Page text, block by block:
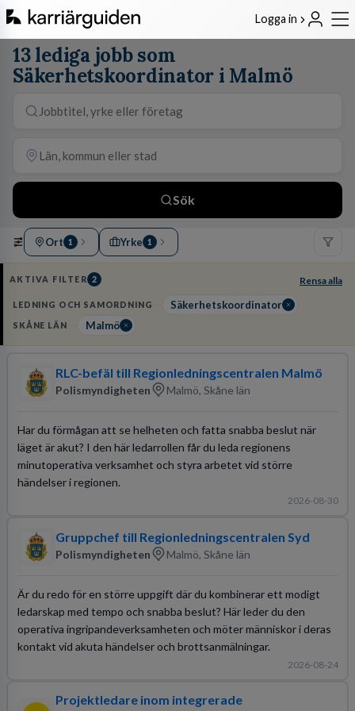
Logga in
13 lediga jobb som
Säkerhetskoordinator i Malmö
Sök
Ort 1 Yrke 1
AKTIVA FILTER 2 Rensa alla
LEDNING OCH SAMORDNING Säkerhetskoordinator
SKÅNE LÄN Malmö
RLC-befäl till Regionledningscentralen Malmö
Polismyndigheten Malmö, Skåne län
Har du förmågan att se helheten och fatta snabba beslut när
läget är akut? I den här ledarrollen får du leda regionens
minutoperativa verksamhet och styra arbetet vid större
händelser i regionen.
2026-08-30
Gruppchef till Regionledningscentralen Syd
Polismyndigheten Malmö, Skåne län
Är du redo för en större uppgift där du kombinerar ett modigt
ledarskap med tempo och snabba beslut? Här leder du den
operativa ingripandeverksamheten och möter människor i deras
kontakt vid akuta händelser och brottsanmälningar.
2026-08-24
Projektledare inom integrerade